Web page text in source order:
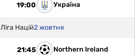
19:00 Україна
Ліга Націй2 жовтня
21:45 Northern Ireland